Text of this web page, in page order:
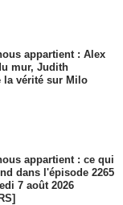
appartient : Alex
mur, Judith
la vérité sur Milo
appartient : ce qui
dans l'épisode 2265
7 août 2026